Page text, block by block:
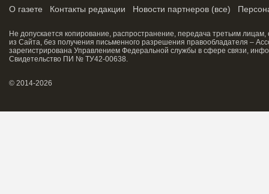
О газете Контакты редакции Новости партнеров (все)
Не допускается копирование, распространение, передача третьим
из Сайта, без получения письменного разрешения правообладателя –
зарегистрирована Управлением Федеральной службы в сфере связи,
Свидетельство ПИ № ТУ42-00638.
© 2014-2026